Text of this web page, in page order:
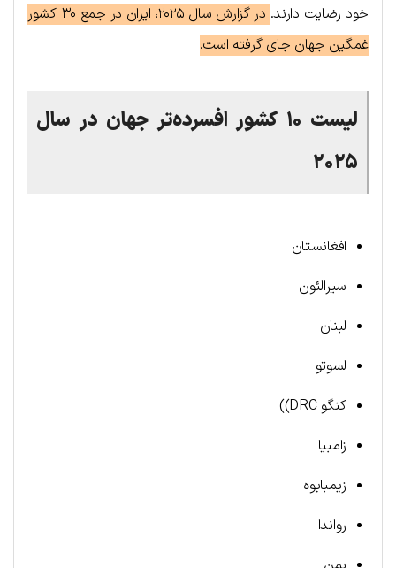
خود رضایت دارند.
در گزارش سال ۲۰۲۵، ایران در جمع ۳۰ کشور
غمگین جهان جای گرفته است.
لیست ۱۰ کشور افسرده‌تر جهان در سال
۲۰۲۵
افغانستان
سیرالئون
لبنان
لسوتو
کنگو DRC))
زامبیا
زیمبابوه
رواندا